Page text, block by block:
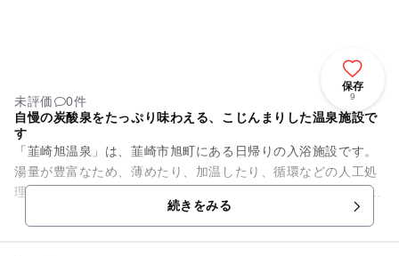
保存
9
未評価
0件
自慢の炭酸泉をたっぷり味わえる、こじんまりした温泉施設で
す
「韮崎旭温泉」は、韮崎市旭町にある日帰りの入浴施設です。
湯量が豊富なため、薄めたり、加温したり、循環などの人工処
理をしない源泉掛け流しの贅沢な純天然温泉です。 温泉成分に
続きをみる